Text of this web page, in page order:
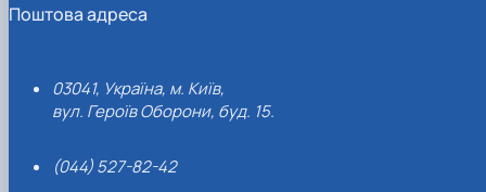
Поштова адреса
03041, Україна, м. Київ,
вул. Героїв Оборони, буд. 15.
(044) 527-82-42